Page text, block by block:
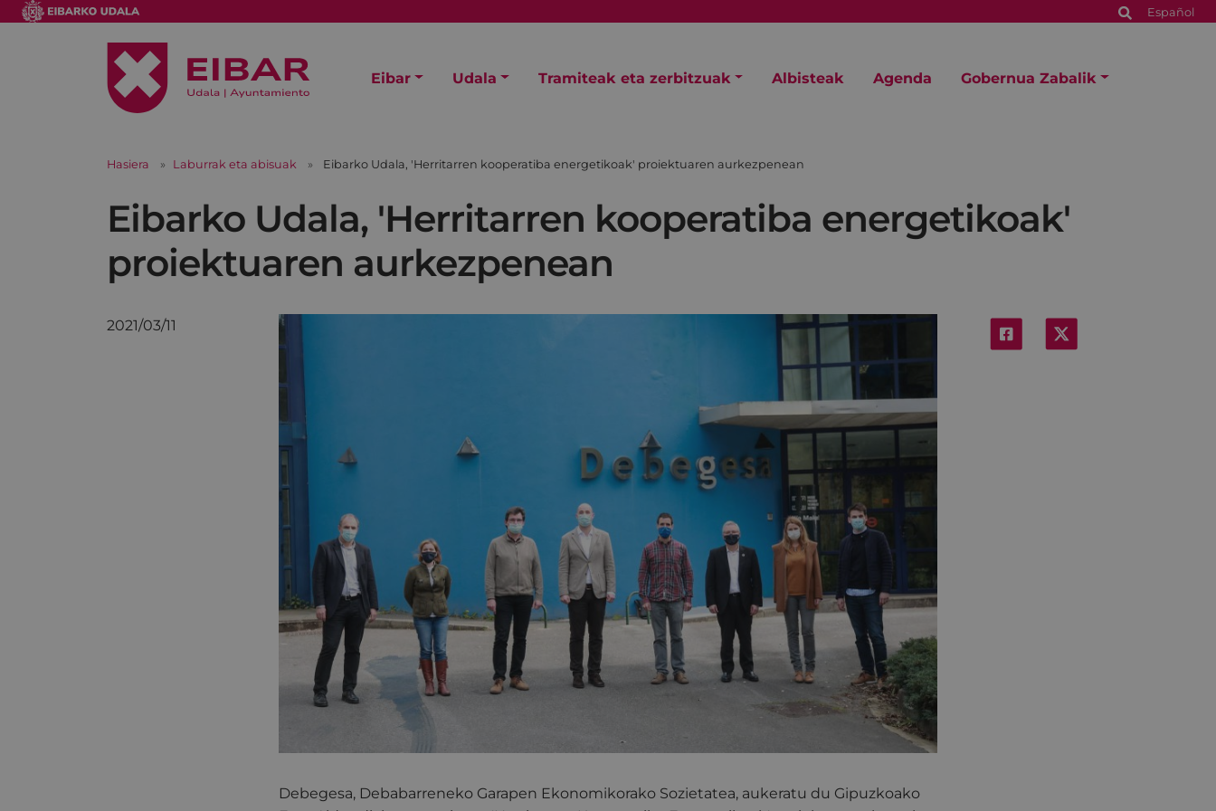
Español
Eibar Udala Tramiteak eta zerbitzuak Albisteak Agenda Gobernua Zabalik
Hasiera Laburrak eta abisuak Eibarko Udala, 'Herritarren kooperatiba energetikoak' proiektuaren aurkezpenean
Eibarko Udala, 'Herritarren kooperatiba energetikoak'
proiektuaren aurkezpenean
2021/03/11
Debegesa, Debabarreneko Garapen Ekonomikorako Sozietatea, aukeratu du Gipuzkoako